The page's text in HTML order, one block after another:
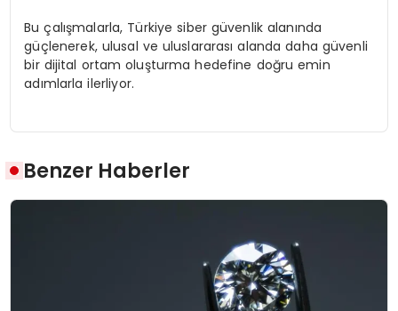
Bu çalışmalarla, Türkiye siber güvenlik alanında
güçlenerek, ulusal ve uluslararası alanda daha güvenli
bir dijital ortam oluşturma hedefine doğru emin
adımlarla ilerliyor.
Benzer Haberler